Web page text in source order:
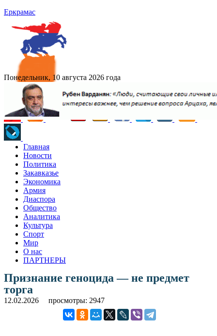
Еркрамас
Понедельник, 10 августа 2026 года
Главная
Новости
Политика
Закавказье
Экономика
Армия
Диаспора
Общество
Аналитика
Культура
Спорт
Мир
О нас
ПАРТНЕРЫ
Признание геноцида — не предмет
торга
12.02.2026 просмотры: 2947